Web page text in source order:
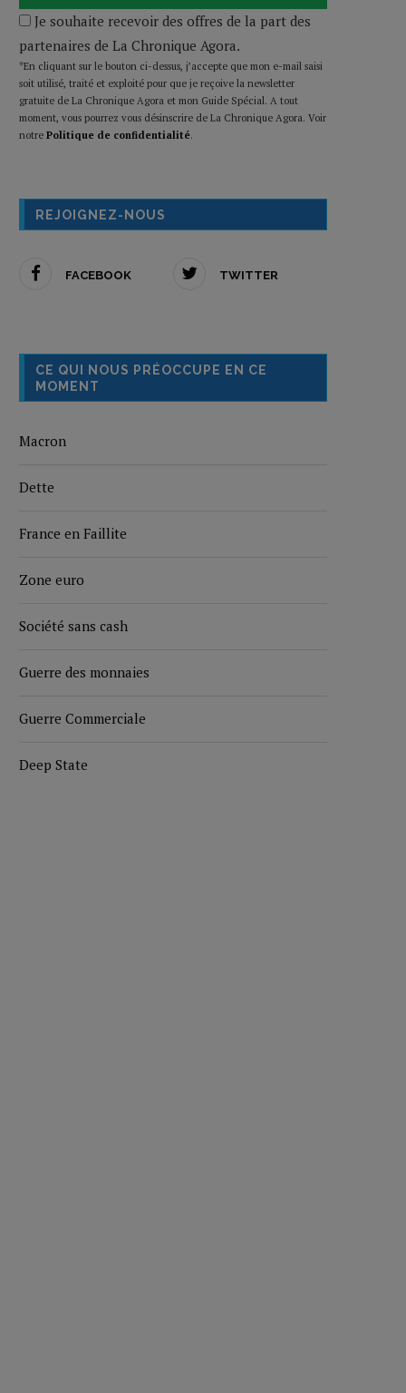
Je souhaite recevoir des offres de la part des
partenaires de La Chronique Agora.
*En cliquant sur le bouton ci-dessus, j’accepte que mon e-mail saisi
soit utilisé, traité et exploité pour que je reçoive la newsletter
gratuite de La Chronique Agora et mon Guide Spécial. A tout
moment, vous pourrez vous désinscrire de La Chronique Agora. Voir
notre Politique de confidentialité.
REJOIGNEZ-NOUS
FACEBOOK TWITTER
CE QUI NOUS PRÉOCCUPE EN CE
MOMENT
Macron
Dette
France en Faillite
Zone euro
Société sans cash
Guerre des monnaies
Guerre Commerciale
Deep State